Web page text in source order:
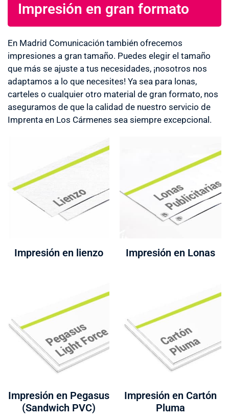
Impresión en gran formato
En Madrid Comunicación también ofrecemos
impresiones a gran tamaño. Puedes elegir el tamaño
que más se ajuste a tus necesidades, ¡nosotros nos
adaptamos a lo que necesites! Ya sea para lonas,
carteles o cualquier otro material de gran formato, nos
aseguramos de que la calidad de nuestro servicio de
Imprenta en Los Cármenes sea siempre excepcional.
Impresión en lienzo Impresión en Lonas
Impresión en Pegasus
(Sandwich PVC)
Impresión en Cartón
Pluma